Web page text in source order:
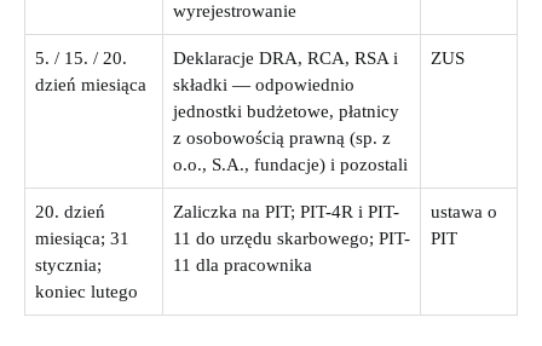
wyrejestrowanie
5. / 15. / 20.
dzień miesiąca
Deklaracje DRA, RCA, RSA i
składki — odpowiednio
jednostki budżetowe, płatnicy
z osobowością prawną (sp. z
o.o., S.A., fundacje) i pozostali
ZUS
20. dzień
miesiąca; 31
stycznia;
koniec lutego
Zaliczka na PIT; PIT-4R i PIT-
11 do urzędu skarbowego; PIT-
11 dla pracownika
ustawa o
PIT